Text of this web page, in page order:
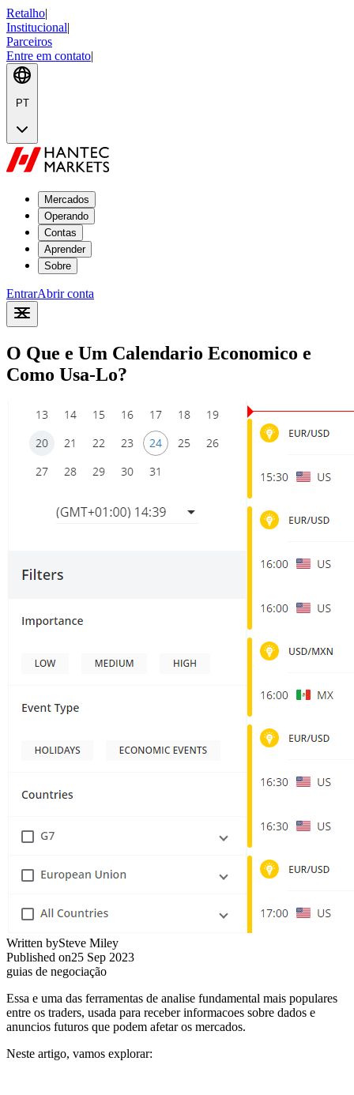
Retalho|
Institucional|
Parceiros
Entre em contato|
PT
Mercados
Operando
Contas
Aprender
Sobre
EntrarAbrir conta
O Que e Um Calendario Economico e
Como Usa-Lo?
Written bySteve Miley
Published on25 Sep 2023
guias de negociação
Essa e uma das ferramentas de analise fundamental mais populares
entre os traders, usada para receber informacoes sobre dados e
anuncios futuros que podem afetar os mercados.
Neste artigo, vamos explorar: